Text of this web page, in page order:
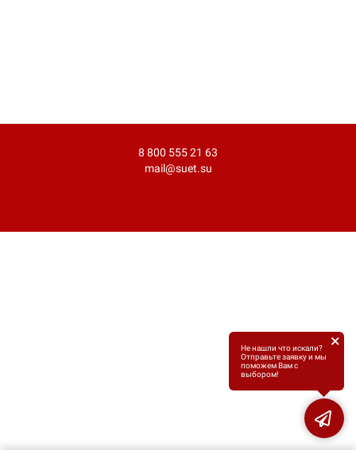
8 800 555 21 63
mail@suet.su
Не нашли что искали?
Отправьте заявку и мы
поможем Вам с
выбором!
×